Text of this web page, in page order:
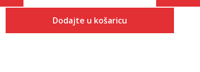
Dodajte u košaricu